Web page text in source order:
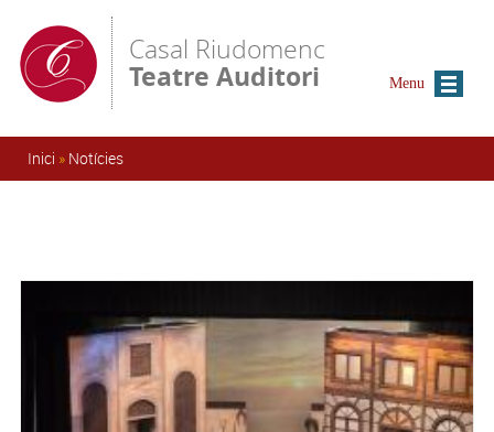
Casal Riudomenc
Teatre Auditori
Esteu aquí
Inici » Notícies
Menu